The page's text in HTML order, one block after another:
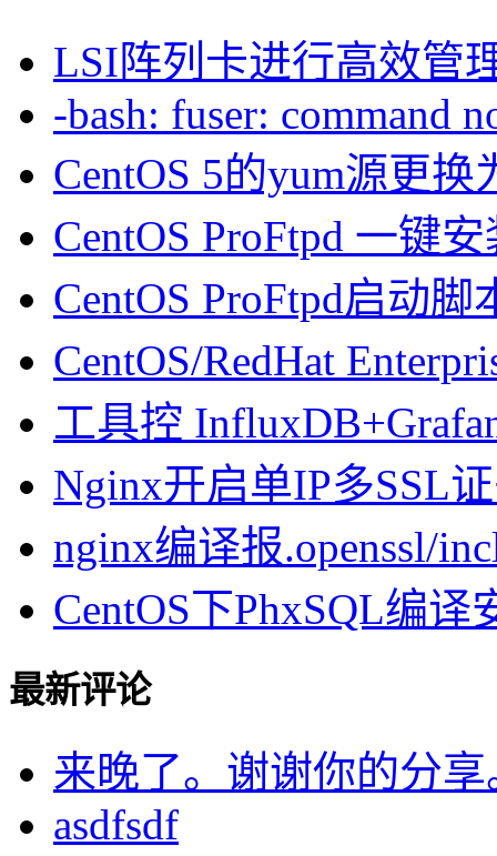
LSI阵列卡进行高效管
-bash: fuser: command
CentOS 5的yum源更
CentOS ProFtpd 一键
CentOS ProFtpd启动脚
CentOS/RedHat
工具控
Nginx开启单IP多SSL
nginx编译报.openssl/
CentOS下PhxSQL编译
最新评论
来晚了。谢谢你的分享
asdfsdf